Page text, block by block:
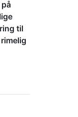
til